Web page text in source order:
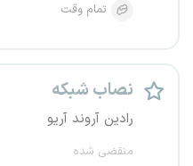
تمام وقت
نصاب شبکه
رادین آروند آریو
منقضی شده